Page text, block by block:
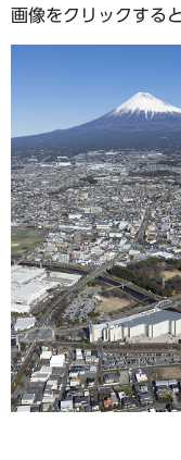
画像をクリックする